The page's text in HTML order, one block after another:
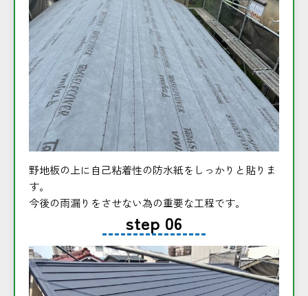
野地板の上に自己粘着性の防水紙をしっかりと貼りま
す。
今後の雨漏りをさせない為の重要な工程です。
step 06